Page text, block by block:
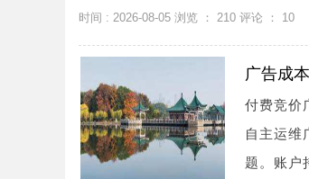
时间 : 2026-08-05 浏览 ： 210 评论 ： 10
广告成
付费竞价
自主运维
题。账户